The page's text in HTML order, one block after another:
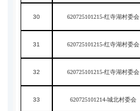
30 620725101215-红寺湖村委会
31 620725101215-红寺湖村委会
32 620725101215-红寺湖村委会
33 620725101214-城北村委会